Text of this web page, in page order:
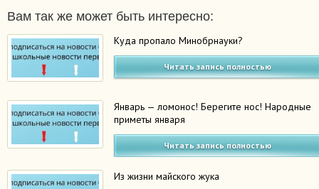
Вам так же может быть интересно:
Куда пропало Минобрнауки?
Читать запись полностью
Январь — ломонос! Берегите нос! Народные
приметы января
Читать запись полностью
Из жизни майского жука